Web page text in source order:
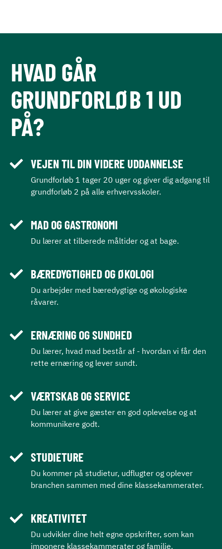
HVAD GÅR
GRUNDFORLØB 1 UD
PÅ?
VEJEN TIL DIN VIDERE UDDANNELSE
Grundforløb 1 tager 20 uger og giver dig adgang til
grundforløb 2 på alle erhvervsskoler.
MAD OG GASTRONOMI
Du lærer at tilberede måltider og at bage.
BÆREDYGTIGHED OG ØKOLOGI
Du arbejder med bæredygtige og økologiske
råvarer.
ERNÆRING OG SUNDHED
Du lærer, hvad mad består af - hvordan vi får den
rette ernæring og lever sundt.
VÆRTSKAB OG SERVICE
Du lærer at give gæster en god oplevelse og at
kommunikere godt.
STUDIETURE
Du kommer på studietur, udflugter og oplever
branchen sammen med dine klassekammerater.
KREATIVITET
Du udvikler dine helt egne opskrifter, som kan
imponere klassekammerater og familie.